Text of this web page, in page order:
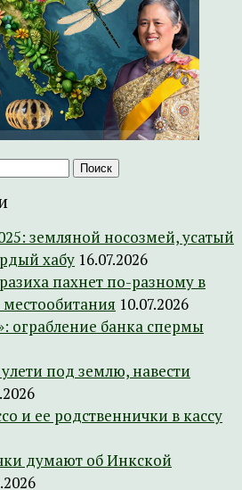
земляной носозмей, усатый
хабу 16.07.2026
пахнет по-разному в
10.07.2026
ограбление банка спермы
под землю, навести
и ее родственнички в кассу
думают об Инкской